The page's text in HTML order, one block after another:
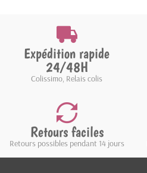
Expédition rapide
24/48H
Colissimo, Relais colis
Retours faciles
Retours possibles pendant 14 jours